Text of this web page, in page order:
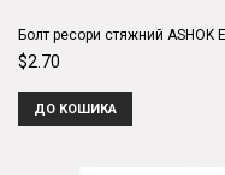
Болт ресори стяжний ASHOK
$2.70
ДО КОШИКА